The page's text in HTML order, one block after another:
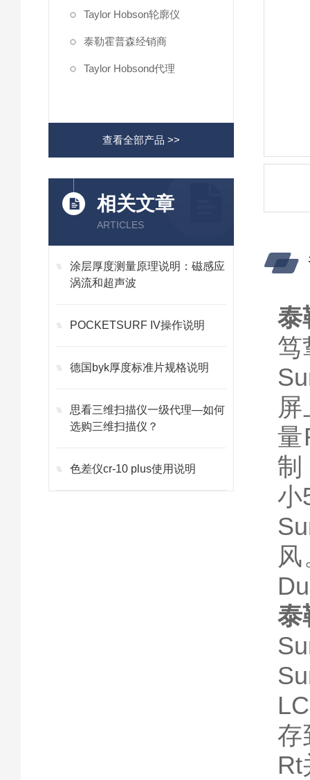
Taylor Hobson轮廓仪
泰勒霍普森经销商
Taylor Hobsond代理
查看全部产品 >>
相关文章
ARTICLES
涂层厚度测量原理说明：磁感应
涡流和超声波
POCKETSURF IV操作说明
德国byk厚度标准片规格说明
思看三维扫描仪一级代理—如何
选购三维扫描仪？
色差仪cr-10 plus使用说明
泰
笃
量
制
小
泰
存